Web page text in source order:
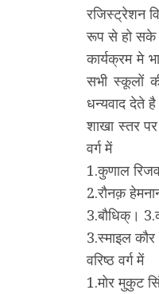
रजिस्ट्रेशन
रूप से हो सके
कार्यक्रम मे
सभी स्कूलों
धन्यवाद देते
शाखा स्तर
वर्ग में
1.कुणाल
2.रौनक़
3.बौधिक्।
3.स्माइल
वरिष्ठ वर्ग में
1.मोर मुकुट